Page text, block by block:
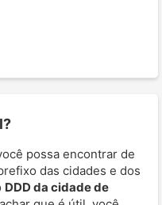
possa encontrar de
das cidades e dos
DDD da cidade de